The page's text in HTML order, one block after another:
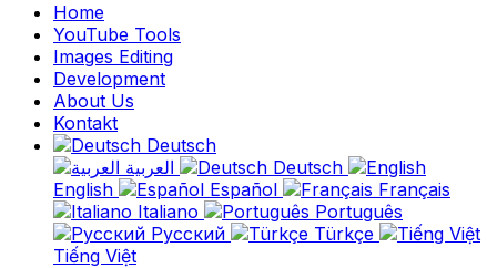
Home
YouTube Tools
Images Editing
Development
About Us
Kontakt
Deutsch
Deutsch
English
Español
Français
Italiano
Português
Русский
Türkçe
Tiếng Việt